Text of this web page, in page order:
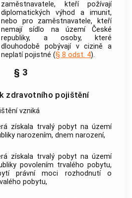
zaměstnavatele, kteří požívají
diplomatických výhod a imunit,
nebo pro zaměstnavatele, kteří
nemají sídlo na území České
republiky, a osoby, které
dlouhodobě pobývají v cizině a
neplatí pojistné (§ 8 odst. 4).
§ 3
zdravotního pojištění
vzniká
získala trvalý pobyt na území
narozením, dnem narození,
získala trvalý pobyt na území
povolením trvalého pobytu,
právní moci rozhodnutí o
pobytu,